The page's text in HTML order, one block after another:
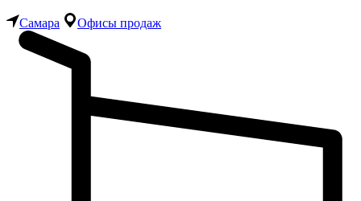
Самара Офисы продаж